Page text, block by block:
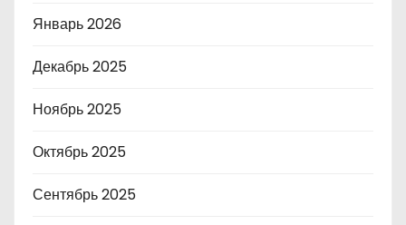
Январь 2026
Декабрь 2025
Ноябрь 2025
Октябрь 2025
Сентябрь 2025